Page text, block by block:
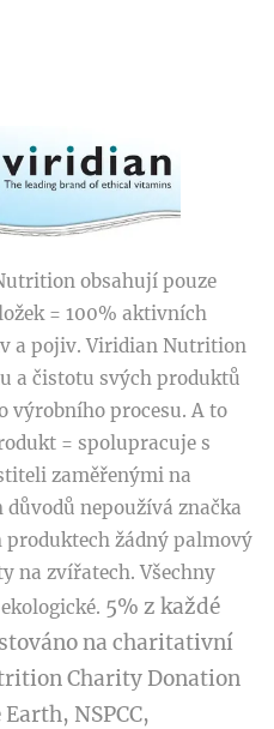
obsahují pouze
= 100% aktivních
a pojiv. Viridian Nutrition
a čistotu svých produktů
výrobního procesu. A to
= spolupracuje s
zaměřenými na
nepoužívá značka
žádný palmový
na zvířatech. Všechny
5% z každé
na charitativní
Charity Donation
NSPCC,